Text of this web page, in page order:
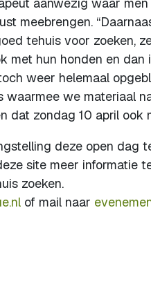
meebrengen.
tehuis voor zoeken,
met hun honden en
weer helemaal
waarmee we materiaal
dat zondag 10 april ook
deze open dag
site meer informatie
zoeken.
of mail naar